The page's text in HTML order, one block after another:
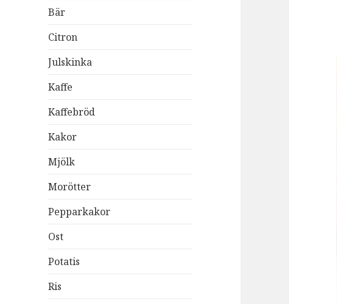
Bär
Citron
Julskinka
Kaffe
Kaffebröd
Kakor
Mjölk
Morötter
Pepparkakor
Ost
Potatis
Ris